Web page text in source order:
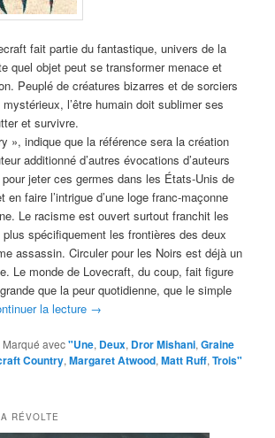
fait partie du fantastique, univers de la
quel objet peut se transformer menace et
Peuplé de créatures bizarres et de sorciers
l’être humain doit sublimer ses
et survivre.
», indique que la référence sera la création
additionné d’autres évocations d’auteurs
jeter ces germes dans les États-Unis de
en faire l’intrigue d’une loge franc-maçonne
Le racisme est ouvert surtout franchit les
spécifiquement les frontières des deux
assassin. Circuler pour les Noirs est déjà un
Le monde de Lovecraft, du coup, fait figure
que la peur quotidienne, que le simple
la lecture →
Marqué avec"Une, Deux, Dror Mishani,Graine
Country,Margaret Atwood,Matt Ruff,Trois"
RÉVOLTE